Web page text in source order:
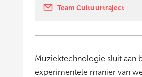
Team Cultuurtraject
Muziektechnologie sluit aan
experimentele manier van